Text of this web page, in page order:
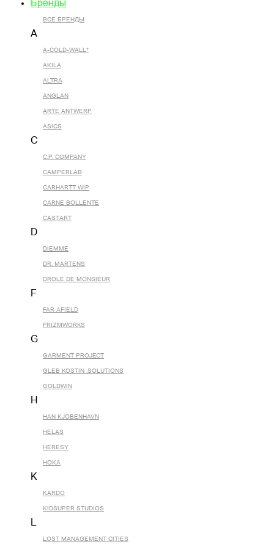
Бренды
ВСЕ БРЕНДЫ
A
A-COLD-WALL*
AKILA
ALTRA
ANGLAN
ARTE ANTWERP
ASICS
C
C.P. COMPANY
CAMPERLAB
CARHARTT WIP
CARNE BOLLENTE
CASTART
D
DIEMME
DR. MARTENS
DROLE DE MONSIEUR
F
FAR AFIELD
FRIZMWORKS
G
GARMENT PROJECT
GLEB KOSTIN .SOLUTIONS
GOLDWIN
H
HAN KJOBENHAVN
HELAS
HERESY
HOKA
K
KARDO
KIDSUPER STUDIOS
L
LOST MANAGEMENT CITIES